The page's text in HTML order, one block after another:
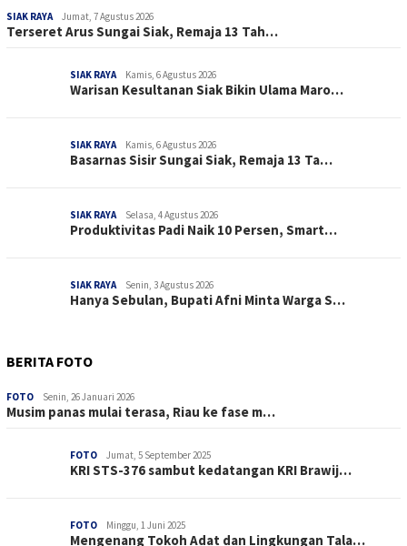
SIAK RAYA Jumat, 7 Agustus 2026
Terseret Arus Sungai Siak, Remaja 13 Tah…
SIAK RAYA Kamis, 6 Agustus 2026
Warisan Kesultanan Siak Bikin Ulama Maro…
SIAK RAYA Kamis, 6 Agustus 2026
Basarnas Sisir Sungai Siak, Remaja 13 Ta…
SIAK RAYA Selasa, 4 Agustus 2026
Produktivitas Padi Naik 10 Persen, Smart…
SIAK RAYA Senin, 3 Agustus 2026
Hanya Sebulan, Bupati Afni Minta Warga S…
BERITA FOTO
FOTO Senin, 26 Januari 2026
Musim panas mulai terasa, Riau ke fase m…
FOTO Jumat, 5 September 2025
KRI STS-376 sambut kedatangan KRI Brawij…
FOTO Minggu, 1 Juni 2025
Mengenang Tokoh Adat dan Lingkungan Tala…